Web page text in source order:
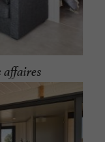
affaires